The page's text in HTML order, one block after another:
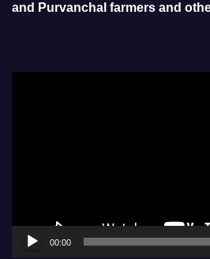
and Purvanchal farmers and
00:00